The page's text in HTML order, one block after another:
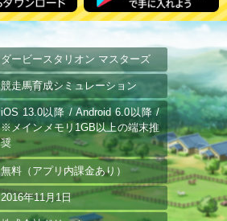
ダービースタリオン マスターズ
競走馬育成シミュレーション
iOS 13.0以降 / Android 6.0以降 /
※メインメモリ1GB以上の端末推
奨
無料（アプリ内課金あり）
2016年11月1日